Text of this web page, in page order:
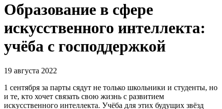
Образование в сфере
искусственного интеллекта:
учёба с господдержкой
19 августа 2022
1 сентября за парты сядут не только школьники и студенты, но
и те, кто хочет связать свою жизнь с развитием
искусственного интеллекта. Учёба для этих будущих звёзд